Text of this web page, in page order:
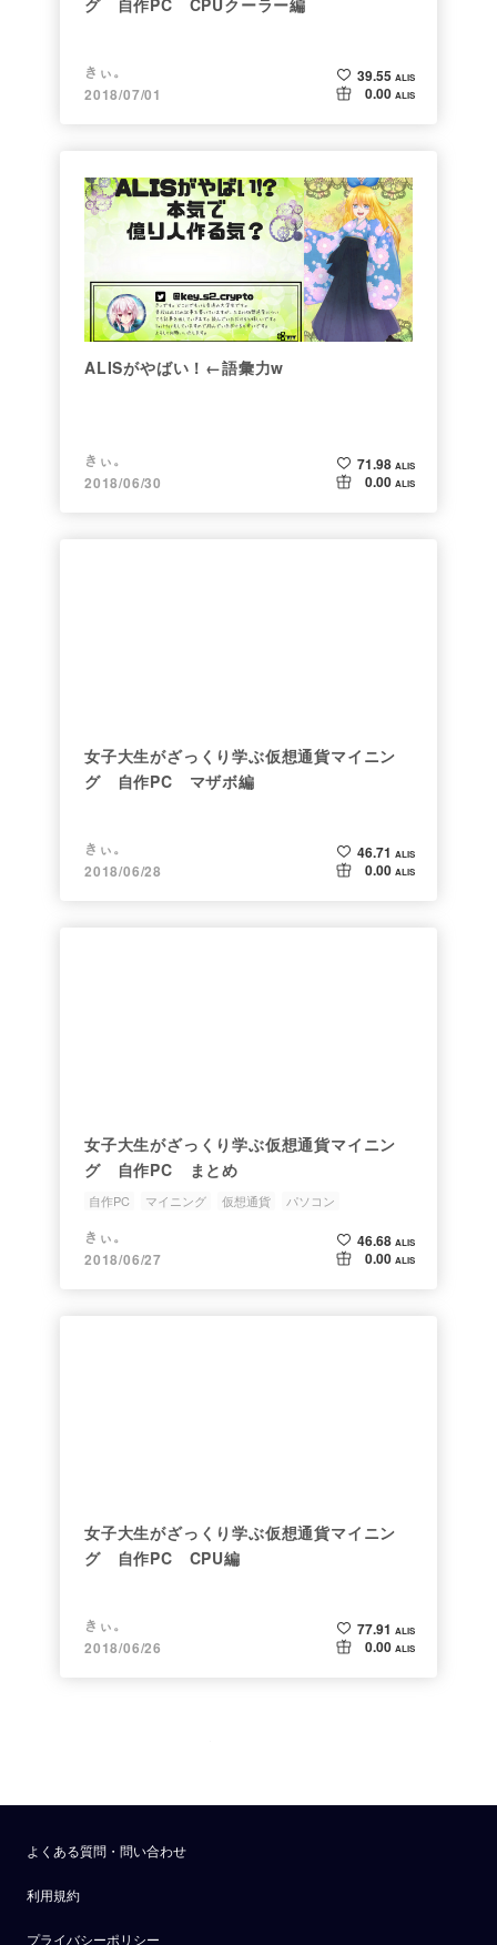
グ 自作PC CPUクーラー編
きぃ。
2018/07/01
39.55 ALIS
0.00 ALIS
ALISがやばい！←語彙力w
きぃ。
2018/06/30
71.98 ALIS
0.00 ALIS
女子大生がざっくり学ぶ仮想通貨マイニン
グ 自作PC マザボ編
きぃ。
2018/06/28
46.71 ALIS
0.00 ALIS
女子大生がざっくり学ぶ仮想通貨マイニン
グ 自作PC まとめ
自作PC マイニング 仮想通貨 パソコン
きぃ。
2018/06/27
46.68 ALIS
0.00 ALIS
女子大生がざっくり学ぶ仮想通貨マイニン
グ 自作PC CPU編
きぃ。
2018/06/26
77.91 ALIS
0.00 ALIS
よくある質問・問い合わせ
利用規約
プライバシーポリシー